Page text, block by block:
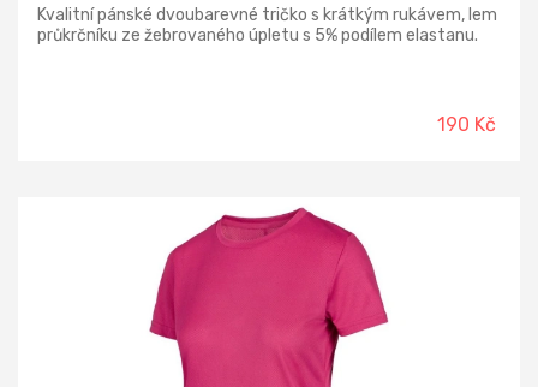
Kvalitní pánské dvoubarevné tričko s krátkým rukávem, lem
průkrčníku ze žebrovaného úpletu s 5% podílem elastanu.
190 Kč